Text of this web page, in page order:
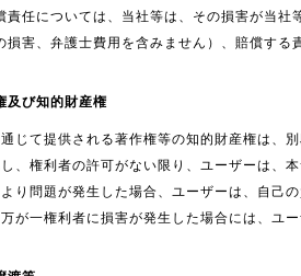
責任については、当社等は、その損害が当
損害、弁護士費用を含みません）、賠償する
び知的財産権
じて提供される著作権等の知的財産権は、
、権利者の許可がない限り、ユーザーは、
り問題が発生した場合、ユーザーは、自己
が一権利者に損害が発生した場合には、ユ